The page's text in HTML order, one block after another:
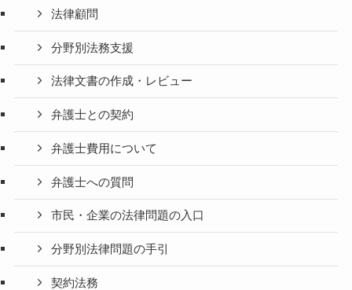
法律顧問
分野別法務支援
法律文書の作成・レビュー
弁護士との契約
弁護士費用について
弁護士への質問
市民・企業の法律問題の入口
分野別法律問題の手引
契約法務